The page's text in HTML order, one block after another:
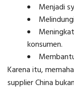
Menjadi
konsumen.
Karena itu,
supplier China